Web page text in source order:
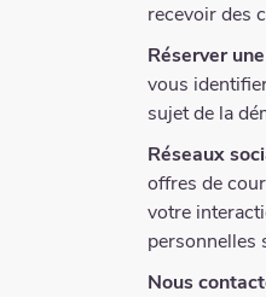
recevoir des
Réserver
vous
sujet de la
Réseaux
offres de
votre
personnelles
Nous